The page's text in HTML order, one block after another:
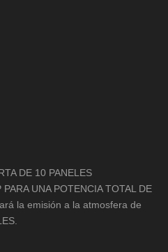
DE 10 PANELES
UNA POTENCIA TOTAL DE
la emisión a la atmosfera de